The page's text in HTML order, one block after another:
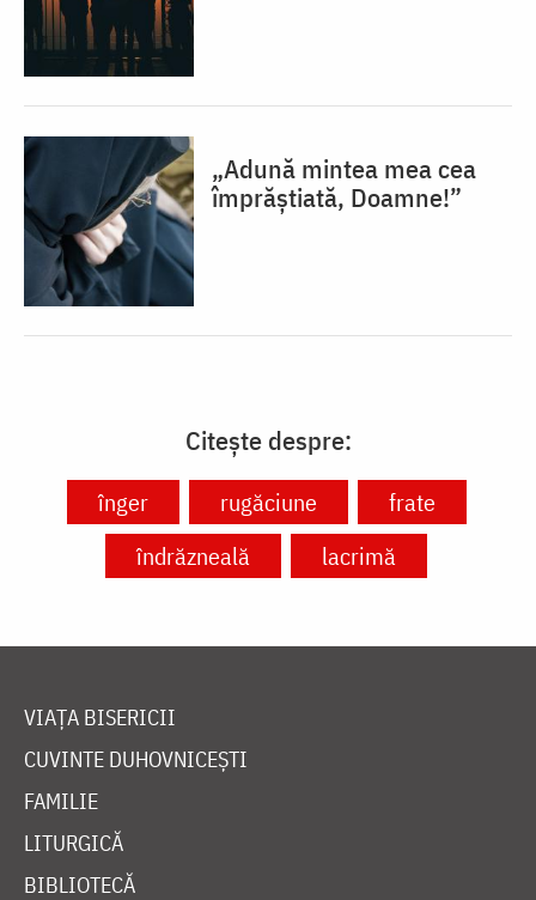
„Adună mintea mea cea
împrăștiată, Doamne!”
Citește despre:
înger rugăciune
frate
îndrăzneală
lacrimă
VIAȚA BISERICII
CUVINTE DUHOVNICEȘTI
FAMILIE
LITURGICĂ
BIBLIOTECĂ